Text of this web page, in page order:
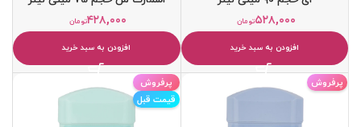
تومان۵۲۸,۰۰۰
افزودن به سبد خرید
تومان۴۲۸,۰۰۰
افزودن به سبد خرید
پرفروش
پرفروش
قیمت قبل